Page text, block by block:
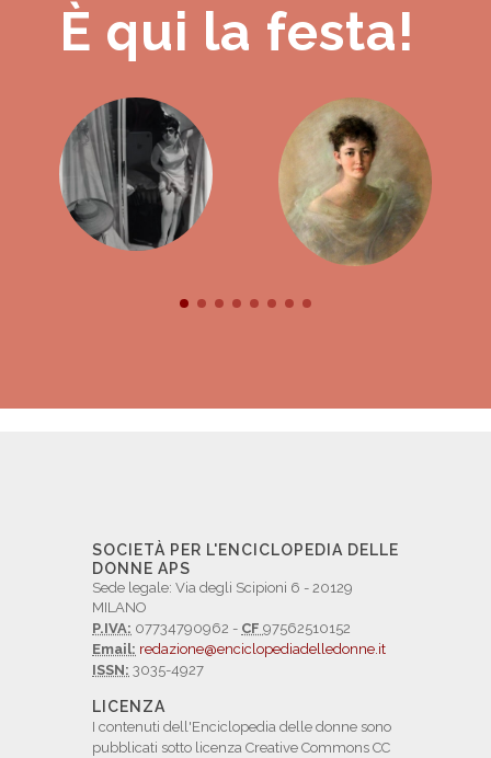
È qui la festa!
SOCIETÀ PER L'ENCICLOPEDIA DELLE
DONNE APS
Sede legale: Via degli Scipioni 6 - 20129
MILANO
P.IVA: 07734790962 - CF 97562510152
Email: redazione@enciclopediadelledonne.it
ISSN: 3035-4927
LICENZA
I contenuti dell'Enciclopedia delle donne sono
pubblicati sotto licenza Creative Commons CC